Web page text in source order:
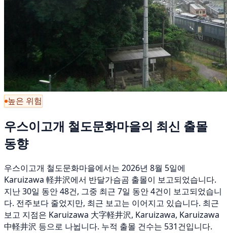
높은 위험
우스이고개 철도문화마을의 최신 출몰
동향
우스이고개 철도문화마을에서는 2026년 8월 5일에
Karuizawa 軽井沢에서 반달가슴곰 출몰이 보고되었습니다.
지난 30일 동안 48건, 그중 최근 7일 동안 4건이 보고되었습니
다. 전주보다 줄었지만, 최근 보고는 이어지고 있습니다. 최근
보고 지점은 Karuizawa 大字軽井沢, Karuizawa, Karuizawa
中軽井沢 등으로 나뉩니다. 누적 출몰 건수는 531건입니다.